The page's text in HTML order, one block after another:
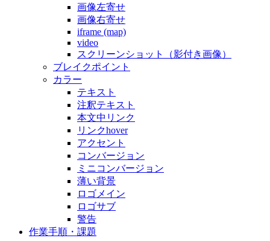
画像左寄せ
画像右寄せ
iframe (map)
video
スクリーンショット（影付き画像）
ブレイクポイント
カラー
テキスト
注釈テキスト
本文中リンク
リンクhover
アクセント
コンバージョン
ミニコンバージョン
薄い背景
ロゴメイン
ロゴサブ
警告
作業手順・課題